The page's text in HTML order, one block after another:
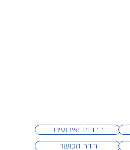
תרבות ואירועים
חדר הכושר